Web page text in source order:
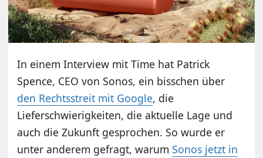
In einem Interview mit Time hat Patrick
Spence, CEO von Sonos, ein bisschen über
den Rechtsstreit mit Google, die
Lieferschwierigkeiten, die aktuelle Lage und
auch die Zukunft gesprochen. So wurde er
unter anderem gefragt, warumSonos jetzt in